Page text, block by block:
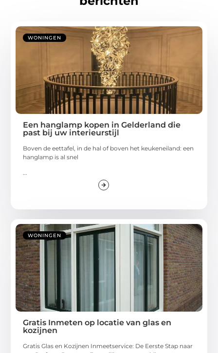
WONINGEN
Een hanglamp kopen in Gelderland die
past bij uw interieurstijl
Boven de eettafel, in de hal of boven het keukeneiland: een
hanglamp is al snel
...
WONINGEN
Gratis Inmeten op locatie van glas en
kozijnen
Gratis Glas en Kozijnen Inmeetservice: De Eerste Stap naar